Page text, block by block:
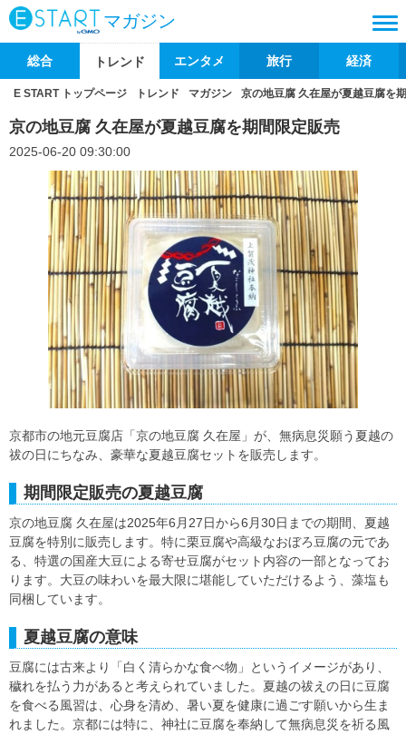
マガジン
総合 トレンド エンタメ 旅行 経済
E START トップページ トレンド マガジン 京の地豆腐 久在屋が夏越豆腐を
京の地豆腐 久在屋が夏越豆腐を期間限定販売
2025-06-20 09:30:00
京都市の地元豆腐店「京の地豆腐 久在屋」が、無病息災願う夏越の
祓の日にちなみ、豪華な夏越豆腐セットを販売します。
期間限定販売の夏越豆腐
京の地豆腐 久在屋は2025年6月27日から6月30日までの期間、夏越
豆腐を特別に販売します。特に栗豆腐や高級なおぼろ豆腐の元であ
る、特選の国産大豆による寄せ豆腐がセット内容の一部となってお
ります。大豆の味わいを最大限に堪能していただけるよう、藻塩も
同梱しています。
夏越豆腐の意味
豆腐には古来より「白く清らかな食べ物」というイメージがあり、
穢れを払う力があると考えられていました。夏越の祓えの日に豆腐
を食べる風習は、心身を清め、暑い夏を健康に過ごす願いから生ま
れました。京都には特に、神社に豆腐を奉納して無病息災を祈る風